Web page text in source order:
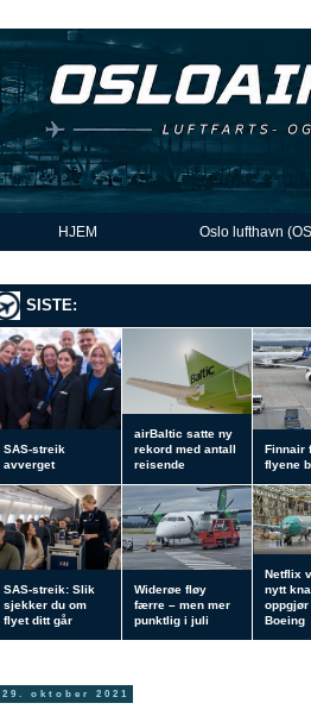
HJEM Oslo lufthavn
SISTE:
SAS-streik
avverget
airBaltic satte ny
rekord med antall
reisende
Finnair
flyene
SAS-streik: Slik
sjekker du om
flyet ditt går
Widerøe fløy
færre – men mer
punktlig i juli
Netflix
nytt
oppgjør
Boeing
29. oktober 2021